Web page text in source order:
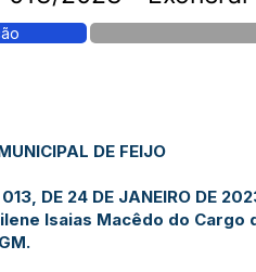
DE FEIJO
013, DE 24 DE JANEIRO DE
Isaias Macêdo do Cargo